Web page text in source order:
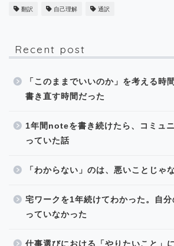
翻訳 自己理解 通訳
Recent post
「このままでいいのか」を考える時
書き直す時間だった
1年間noteを書き続けたら、コミュ
っていた話
「わからない」のは、悪いことじゃ
宅ワークを1年続けてわかった。自
っていなかった
仕事選びにおける「やりたいこと」